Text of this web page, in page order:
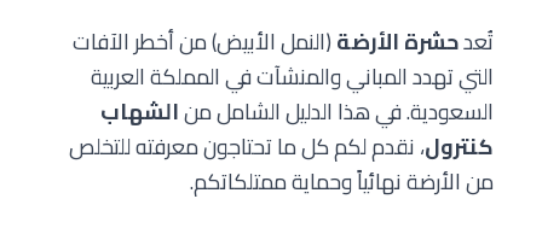
تُعدحشرة الأرضة(النمل الأبيض) من أخطر الآفات
التي تهدد المباني والمنشآت في المملكة العربية
السعودية. في هذا الدليل الشامل منالشهاب
كنترول، نقدم لكم كل ما تحتاجون معرفته للتخلص
من الأرضة نهائياً وحماية ممتلكاتكم.